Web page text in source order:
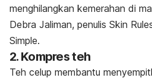
menghilangkan kemerahan di
Debra Jaliman, penulis Skin
Simple.
2. Kompres teh
Teh celup membantu